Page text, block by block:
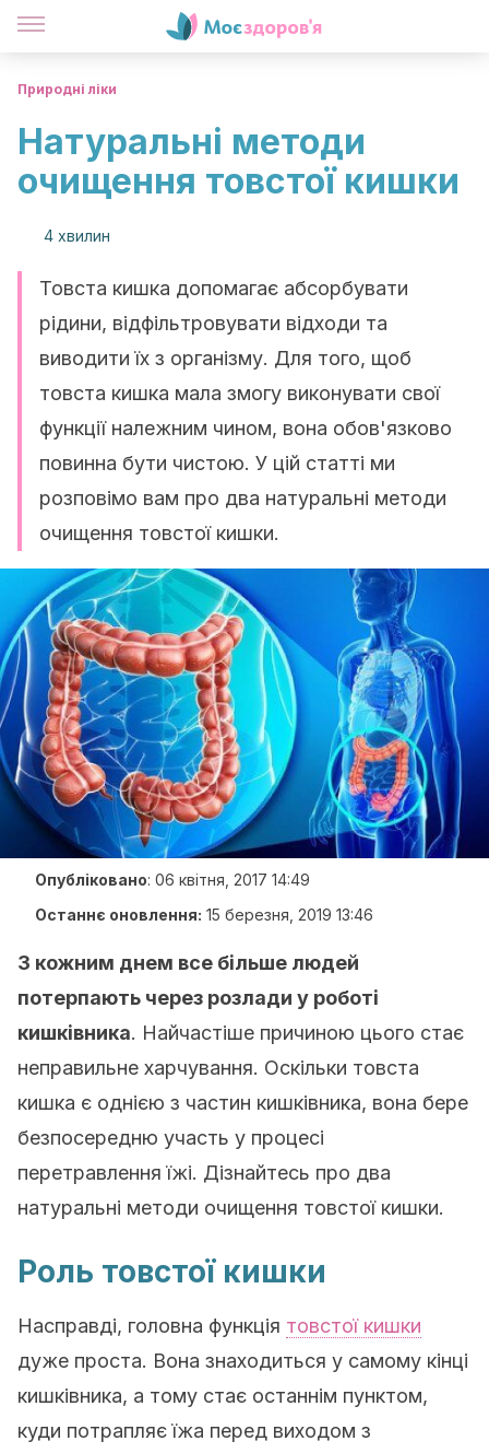
Природні ліки
Натуральні методи
очищення товстої кишки
4 хвилин
Товста кишка допомагає абсорбувати
рідини, відфільтровувати відходи та
виводити їх з організму. Для того, щоб
товста кишка мала змогу виконувати свої
функції належним чином, вона обов'язково
повинна бути чистою. У цій статті ми
розповімо вам про два натуральні методи
очищення товстої кишки.
Опубліковано: 06 квітня, 2017 14:49
Останнє оновлення: 15 березня, 2019 13:46
З кожним днем все більше людей
потерпають через розлади у роботі
кишківника. Найчастіше причиною цього стає
неправильне харчування. Оскільки товста
кишка є однією з частин кишківника, вона бере
безпосередню участь у процесі
перетравлення їжі. Дізнайтесь про два
натуральні методи очищення товстої кишки.
Роль товстої кишки
Насправді, головна функція товстої кишки
дуже проста. Вона знаходиться у самому кінці
кишківника, а тому стає останнім пунктом,
куди потрапляє їжа перед виходом з